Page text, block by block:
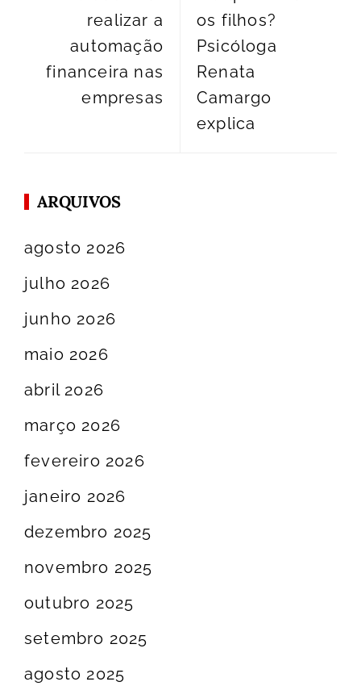
realizar a
automação
financeira nas
empresas
os filhos?
Psicóloga
Renata
Camargo
explica
ARQUIVOS
agosto 2026
julho 2026
junho 2026
maio 2026
abril 2026
março 2026
fevereiro 2026
janeiro 2026
dezembro 2025
novembro 2025
outubro 2025
setembro 2025
agosto 2025